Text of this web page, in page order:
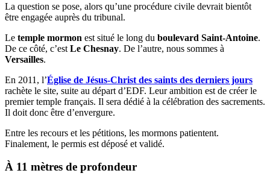
La question se pose, alors qu’une procédure civile devrait bientôt
être engagée auprès du tribunal.
Le temple mormon est situé le long du boulevard Saint-Antoine.
De ce côté, c’est Le Chesnay. De l’autre, nous sommes à
Versailles.
En 2011, l’Église de Jésus-Christ des saints des derniers jours
rachète le site, suite au départ d’EDF. Leur ambition est de créer le
premier temple français. Il sera dédié à la célébration des sacrements.
Il doit donc être d’envergure.
Entre les recours et les pétitions, les mormons patientent.
Finalement, le permis est déposé et validé.
À 11 mètres de profondeur